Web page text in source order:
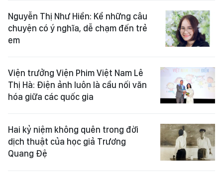
Nguyễn Thị Như Hiền: Kể những câu
chuyện có ý nghĩa, dễ chạm đến trẻ
em
Viện trưởng Viện Phim Việt Nam Lê
Thị Hà: Điện ảnh luôn là cầu nối văn
hóa giữa các quốc gia
Hai kỷ niệm không quên trong đời
dịch thuật của học giả Trương
Quang Đệ